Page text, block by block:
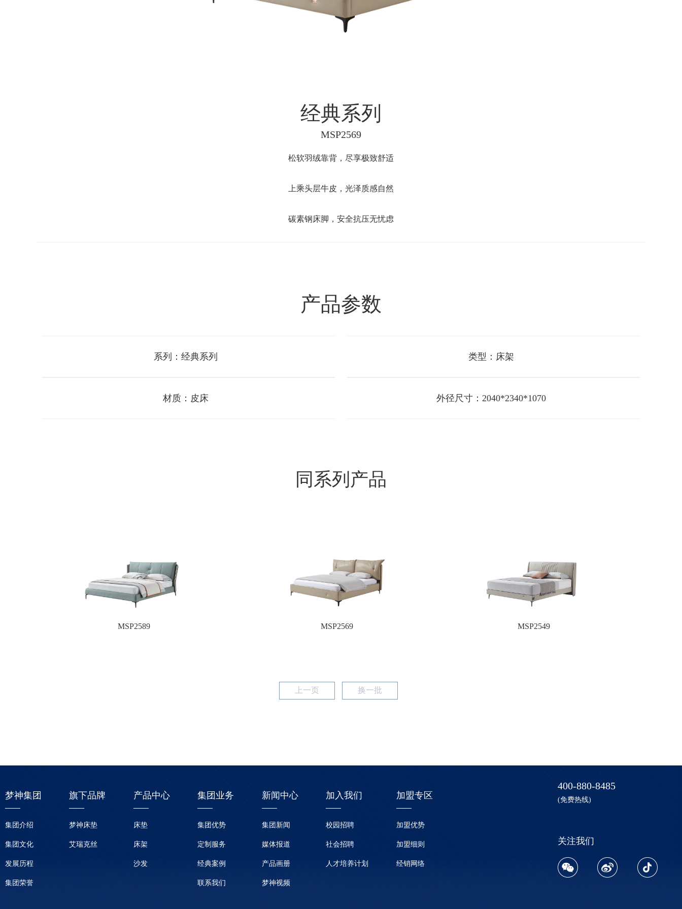
经典系列
MSP2569
松软羽绒靠背，尽享极致舒适
上乘头层牛皮，光泽质感自然
碳素钢床脚，安全抗压无忧虑
产品参数
系列：经典系列 类型：床架
材质：皮床 外径尺寸：2040*2340*1070
同系列产品
MSP2589 MSP2569 MSP2549
上一页 换一批
梦神集团
集团介绍
集团文化
发展历程
集团荣誉
旗下品牌
梦神床垫
艾瑞克丝
产品中心
床垫
床架
沙发
集团业务
集团优势
定制服务
经典案例
联系我们
新闻中心
集团新闻
媒体报道
产品画册
梦神视频
加入我们
校园招聘
社会招聘
人才培养计划
加盟专区
加盟优势
加盟细则
经销网络
400-880-8485
(免费热线)
关注我们